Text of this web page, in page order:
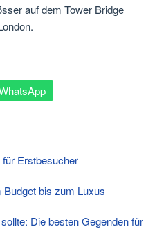
auf dem Tower Bridge
Erstbesucher
Budget bis zum Luxus
Die besten Gegenden für